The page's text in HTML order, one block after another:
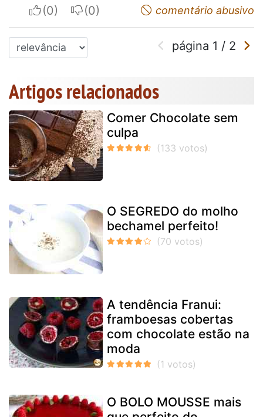
I apreciateI do not appreciatecomentário abusivo
página 1 / 2
Artigos relacionados
Comer Chocolate sem
culpa
O SEGREDO do molho
bechamel perfeito!
A tendência Franui:
framboesas cobertas
com chocolate estão na
moda
O BOLO MOUSSE mais